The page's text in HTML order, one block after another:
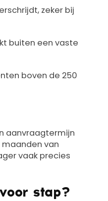
zeker bij
buiten een vaste
boven de 250
aanvraagtermijn
van
vaak precies
stap?